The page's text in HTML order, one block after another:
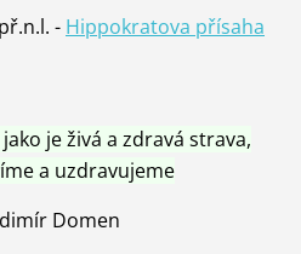
- Hippokratova přísaha
je živá a zdravá strava,
a uzdravujeme
Domen